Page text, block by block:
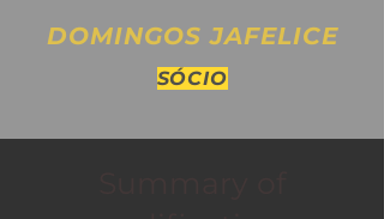
DOMINGOS JAFELICE
SÓCIO